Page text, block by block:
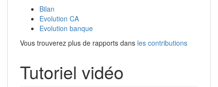
Bilan
Evolution CA
Evolution banque
Vous trouverez plus de rapports dans les contributions
Tutoriel vidéo